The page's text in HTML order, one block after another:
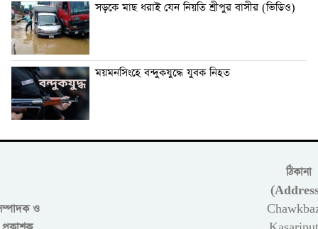
সড়কে মাছ ধরাই যেন নিয়তি শ্রীপুর বাসীর (ভিডিও)
ময়মনসিংহে বন্দুকযুদ্ধে যুবক নিহত
ও
ঠিকানা